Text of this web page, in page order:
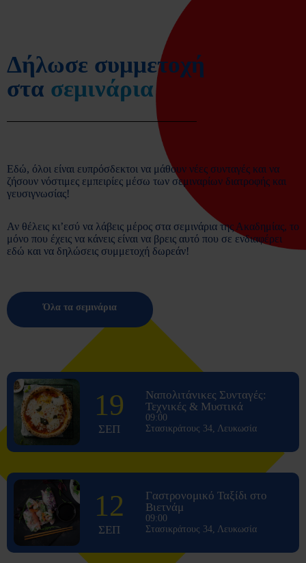
Δήλωσε συμμετοχή
στα σεμινάρια
Εδώ, όλοι είναι ευπρόσδεκτοι να μάθουν νέες συνταγές και να
ζήσουν νόστιμες εμπειρίες μέσω των σεμιναρίων διατροφής και
γευσιγνωσίας!
Αν θέλεις κι’εσύ να λάβεις μέρος στα σεμινάρια της Ακαδημίας, το
μόνο που έχεις να κάνεις είναι να βρεις αυτό που σε ενδιαφέρει
εδώ και να δηλώσεις συμμετοχή δωρεάν!
Όλα τα σεμινάρια
19
ΣΕΠ
Ναπολιτάνικες Συνταγές:
Τεχνικές & Μυστικά
09:00
Στασικράτους 34, Λευκωσία
12
ΣΕΠ
Γαστρονομικό Ταξίδι στο
Βιετνάμ
09:00
Στασικράτους 34, Λευκωσία